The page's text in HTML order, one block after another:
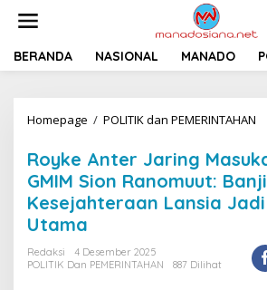
t
BERANDA NASIONAL MANADO
Homepage / POLITIK dan PEMERINTAHAN
y
k
e
A
e
r
Royke Anter Jaring
GMIM Sion Ranomuut:
Kesejahteraan Lansia
Utama
Redaksi
4 Desember 2025
POLITIK Dan PEMERINTAHAN
887 Dilihat